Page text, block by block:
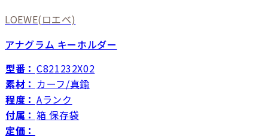
LOEWE(ロエベ)
アナグラム キーホルダー
型番： C821232X02
素材： カーフ/真鍮
程度： Aランク
付属： 箱 保存袋
定価：